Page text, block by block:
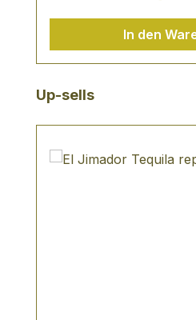
In den
Produktgalerie
Up-sells